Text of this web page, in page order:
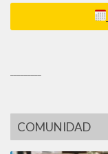
COMUNIDAD